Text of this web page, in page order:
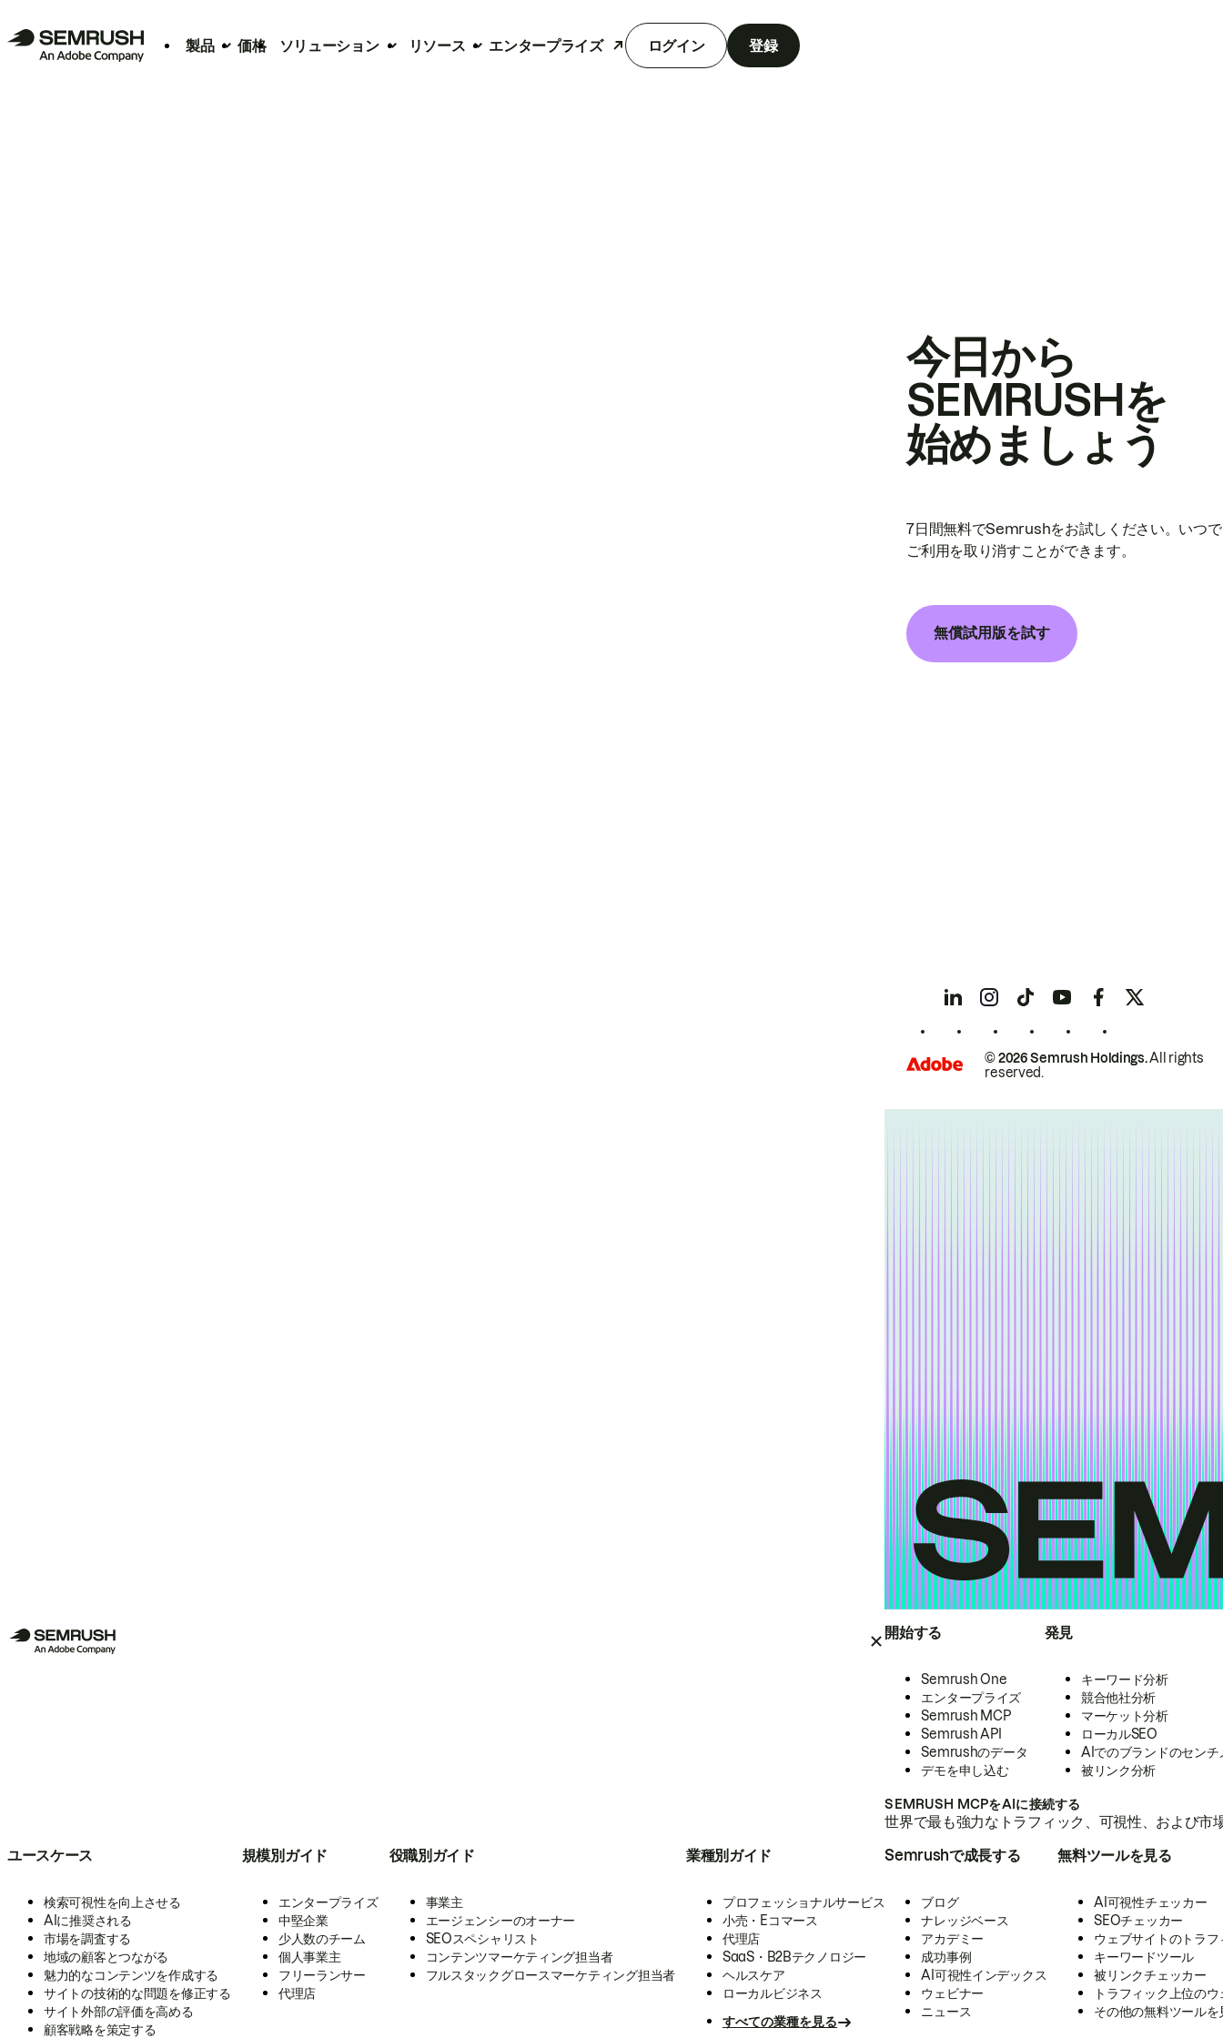
製品 価格 ソリューション リソース エンタープライズ ログイン 登録
開始する
Semrush One
エンタープライズ
Semrush MCP
Semrush API
Semrushのデータ
デモを申し込む
発見
キーワード分析
競合他社分析
マーケット分析
ローカルSEO
AIでのブランドのセンチ
被リンク分析
SEMRUSH MCPをAIに接続する
世界で最も強力なトラフィック、可視性、および
ユースケース
検索可視性を向上させる
AIに推奨される
市場を調査する
地域の顧客とつながる
魅力的なコンテンツを作成する
サイトの技術的な問題を修正する
サイト外部の評価を高める
顧客戦略を策定する
規模別ガイド
エンタープライズ
中堅企業
少人数のチーム
個人事業主
フリーランサー
代理店
役職別ガイド
事業主
エージェンシーのオーナー
SEOスペシャリスト
コンテンツマーケティング担当者
フルスタックグロースマーケティング担当者
業種別ガイド
プロフェッショナルサービス
小売・Eコマース
代理店
SaaS・B2Bテクノロジー
ヘルスケア
ローカルビジネス
すべての業種を見る
Semrushで成長する
ブログ
ナレッジベース
アカデミー
成功事例
AI可視性インデックス
ウェビナー
ニュース
無料ツールを見る
AI可視性チェッカー
SEOチェッカー
ウェブサイトのトラ
キーワードツール
被リンクチェッカー
トラフィック上位の
その他の無料ツールを
今日から
SEMRUSHを
始めましょう
7日間無料でSemrushをお試しください。いつ
ご利用を取り消すことができます。
無償試用版を試す
© 2026 Semrush Holdings.All rights
reserved.